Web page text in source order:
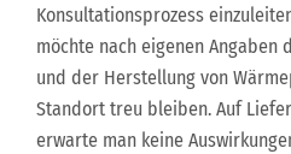
Konsultationsprozess
möchte nach eigenen Angaben
und der Herstellung von
Standort treu bleiben. Auf
erwarte man keine